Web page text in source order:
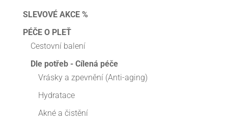
100 Kč
SLEVOVÉ AKCE %
PÉČE O PLEŤ
Cestovní balení
Dle potřeb - Cílená péče
Vrásky a zpevnění (Anti-aging)
Hydratace
Akné a čistění